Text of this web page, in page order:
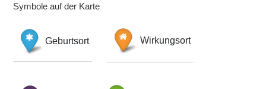
Symbole auf der Karte
Geburtsort Wirkungsort